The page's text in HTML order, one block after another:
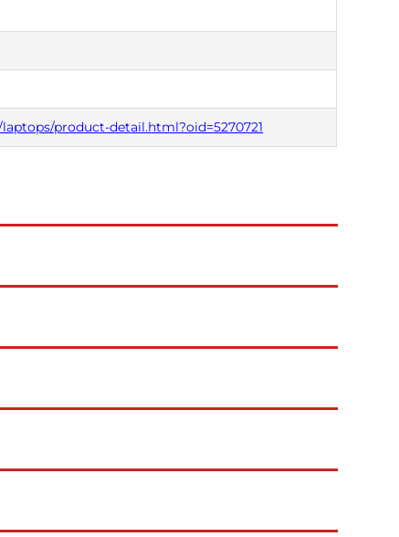
product-detail.html?oid=5270721